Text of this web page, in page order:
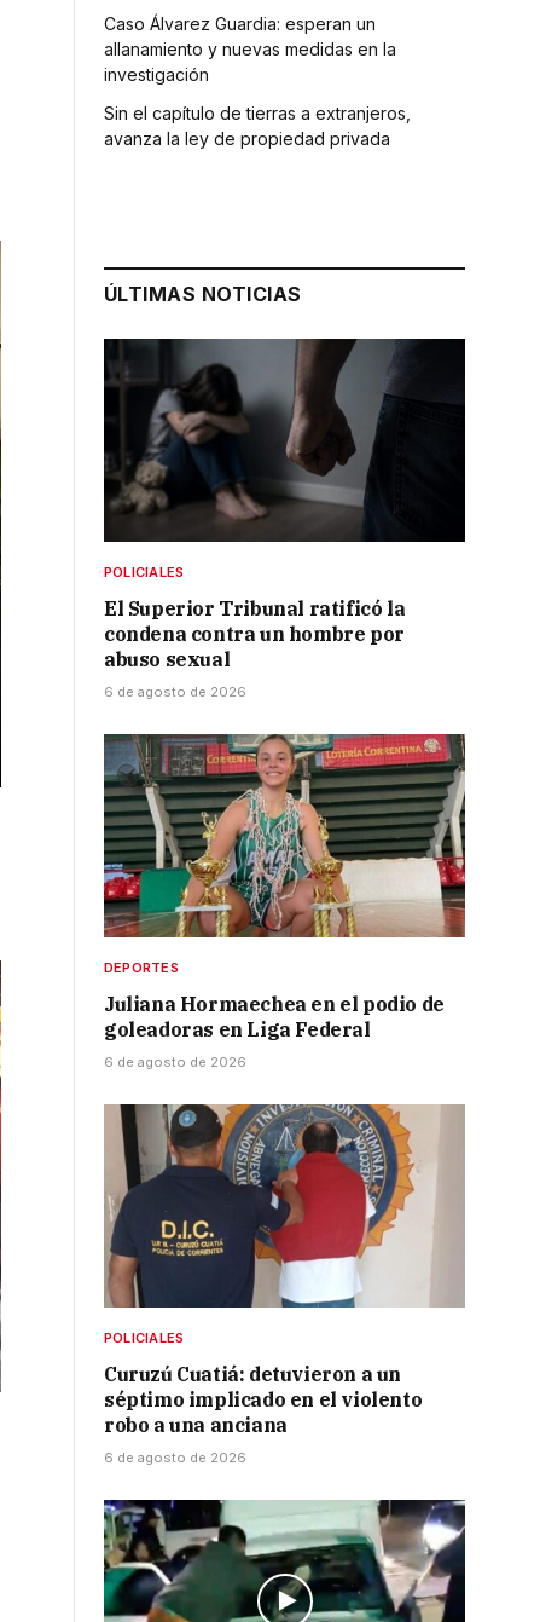
Caso Álvarez Guardia: esperan un
allanamiento y nuevas medidas en la
investigación
Sin el capítulo de tierras a extranjeros,
avanza la ley de propiedad privada
ÚLTIMAS NOTICIAS
POLICIALES
El Superior Tribunal ratificó la
condena contra un hombre por
abuso sexual
6 de agosto de 2026
DEPORTES
Juliana Hormaechea en el podio de
goleadoras en Liga Federal
6 de agosto de 2026
POLICIALES
Curuzú Cuatiá: detuvieron a un
séptimo implicado en el violento
robo a una anciana
6 de agosto de 2026